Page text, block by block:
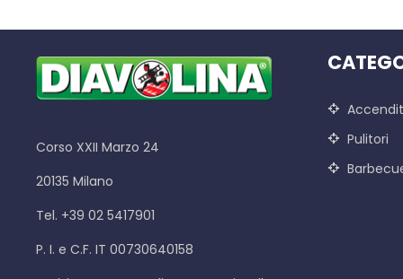
Corso XXII Marzo 24
20135 Milano
Tel. +39 02 5417901
P. I. e C.F. IT 00730640158
Pulitori